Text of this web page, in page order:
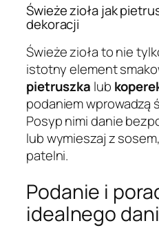
Świeże zioła jak
dekoracji
Świeże zioła to nie
istotny element
pietruszka lub
podaniem wprowadzą
Posyp nimi danie
lub wymieszaj z
patelni.
Podanie i
idealnego